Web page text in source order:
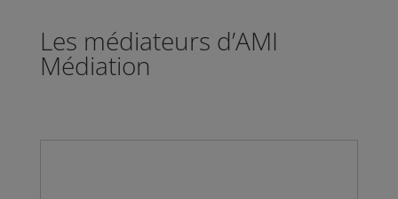
Les médiateurs d’AMI
Médiation